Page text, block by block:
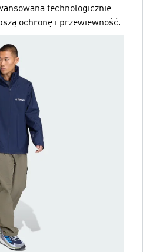
technologicznie
ochronę i przewiewność.